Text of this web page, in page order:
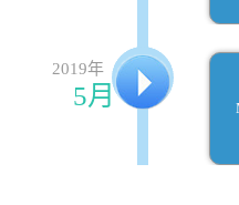
2019年
5月